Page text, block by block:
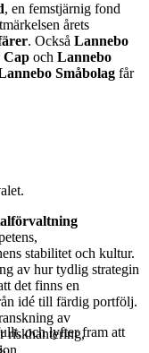
, en femstjärnig fond
årets
. Också Lannebo
Cap och Lannebo
Småbolag får
stabilitet och kultur.
av hur tydlig strategin
det finns en
idé till färdig portfölj.
av
riskhantering,
och lyfter fram att